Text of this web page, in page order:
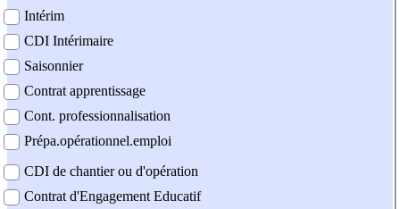
Intérim
CDI Intérimaire
Saisonnier
Contrat apprentissage
Cont. professionnalisation
Prépa.opérationnel.emploi
CDI de chantier ou d'opération
Contrat d'Engagement Educatif